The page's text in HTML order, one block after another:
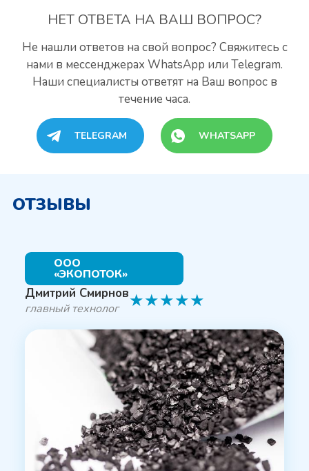
НЕТ ОТВЕТА НА ВАШ ВОПРОС?
Не нашли ответов на свой вопрос? Свяжитесь с
нами в мессенджерах WhatsApp или Telegram.
Наши специалисты ответят на Ваш вопрос в
течение часа.
TELEGRAM WHATSAPP
ОТЗЫВЫ
ООО
«ЭКОПОТОК»
Дмитрий Смирнов
главный технолог ★★★★★